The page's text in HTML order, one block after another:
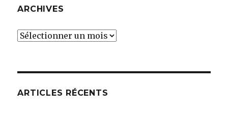
ARCHIVES
Archives
ARTICLES RÉCENTS